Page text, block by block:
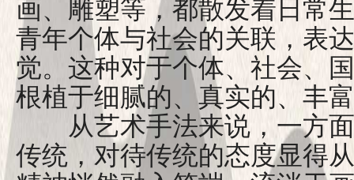
画、雕塑等，都散发着日常
青年个体与社会的关联，表
觉。这种对于个体、社会、
根植于细腻的、真实的、丰
从艺术手法来说，一方面
传统，对待传统的态度显得